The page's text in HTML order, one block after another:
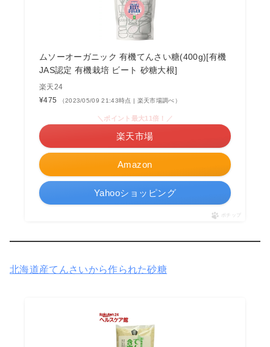
ムソーオーガニック 有機てんさい糖(400g)[有機
JAS認定 有機栽培 ビート 砂糖大根]
楽天24
¥475
（2023/05/09 21:43時点 | 楽天市場調べ）
Amazon
＼ポイント最大11倍！／
楽天市場
Yahooショッピング
ポチップ
北海道産てんさいから作られた砂糖